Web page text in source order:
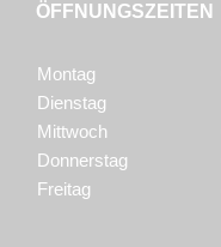
ÖFFNUNGSZEITEN
Montag
Dienstag
Mittwoch
Donnerstag
Freitag